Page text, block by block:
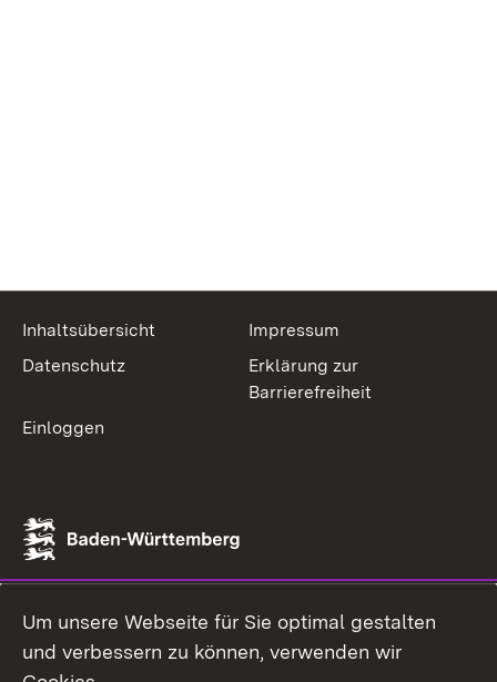
Inhaltsübersicht
Impressum
Datenschutz
Erklärung zur
Barrierefreiheit
Einloggen
Um unsere Webseite für Sie optimal gestalten
und verbessern zu können, verwenden wir